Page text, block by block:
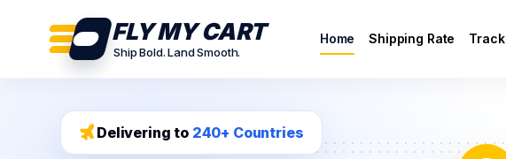
FLY MY CART
Ship Bold. Land Smooth.
Home Shipping Rate Track
Delivering to 240+ Countries